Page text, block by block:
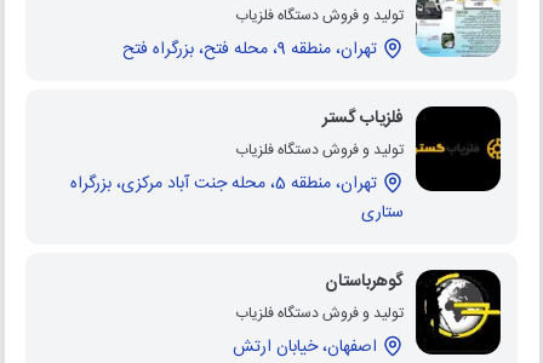
تولید و فروش دستگاه فلزیاب
تهران، منطقه 9، محله فتح، بزرگراه فتح
فلزیاب گستر
تولید و فروش دستگاه فلزیاب
تهران، منطقه 5، محله جنت آباد مرکزی، بزرگراه
ستاری
گوهرباستان
تولید و فروش دستگاه فلزیاب
اصفهان، خیابان ارتش